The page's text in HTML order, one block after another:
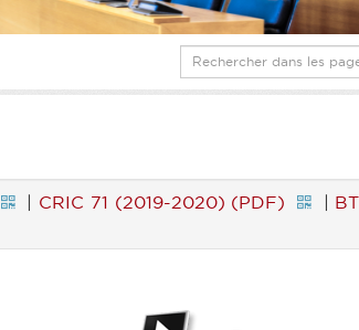
| CRIC 71 (2019-2020) (PDF) |